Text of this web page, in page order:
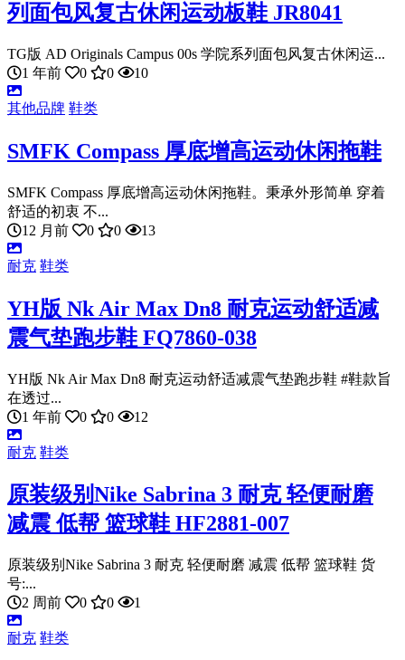
列面包风复古休闲运动板鞋 JR8041
TG版 AD Originals Campus 00s 学院系列面包风复古休闲运...
1 年前
0 0 10
其他品牌 鞋类
SMFK Compass 厚底增高运动休闲拖鞋
SMFK Compass 厚底增高运动休闲拖鞋。秉承外形简单 穿着
舒适的初衷 不...
12 月前
0 0 13
耐克 鞋类
YH版 Nk Air Max Dn8 耐克运动舒适减
震气垫跑步鞋 FQ7860-038
YH版 Nk Air Max Dn8 耐克运动舒适减震气垫跑步鞋 #鞋款旨
在透过...
1 年前
0 0 12
耐克 鞋类
原装级别Nike Sabrina 3 耐克 轻便耐磨
减震 低帮 篮球鞋 HF2881-007
原装级别Nike Sabrina 3 耐克 轻便耐磨 减震 低帮 篮球鞋 货
号:...
2 周前
0 0 1
耐克 鞋类